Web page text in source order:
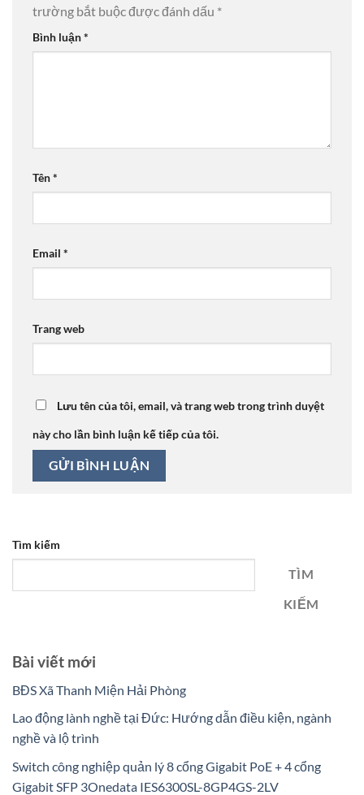
trường bắt buộc được đánh dấu *
Bình luận*
Tên*
Email *
Trang web
Lưu tên của tôi, email, và trang web trong trình duyệt
này cho lần bình luận kế tiếp của tôi.
Tìm kiếm
TÌM
KIẾM
Bài viết mới
BĐS Xã Thanh Miện Hải Phòng
Lao động lành nghề tại Đức: Hướng dẫn điều kiện, ngành
nghề và lộ trình
Switch công nghiệp quản lý 8 cổng Gigabit PoE + 4 cổng
Gigabit SFP 3Onedata IES6300SL-8GP4GS-2LV